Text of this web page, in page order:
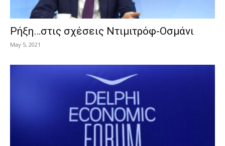
Ρήξη…στις σχέσεις Ντιμιτρόφ-Οσμάνι
May 5, 2021